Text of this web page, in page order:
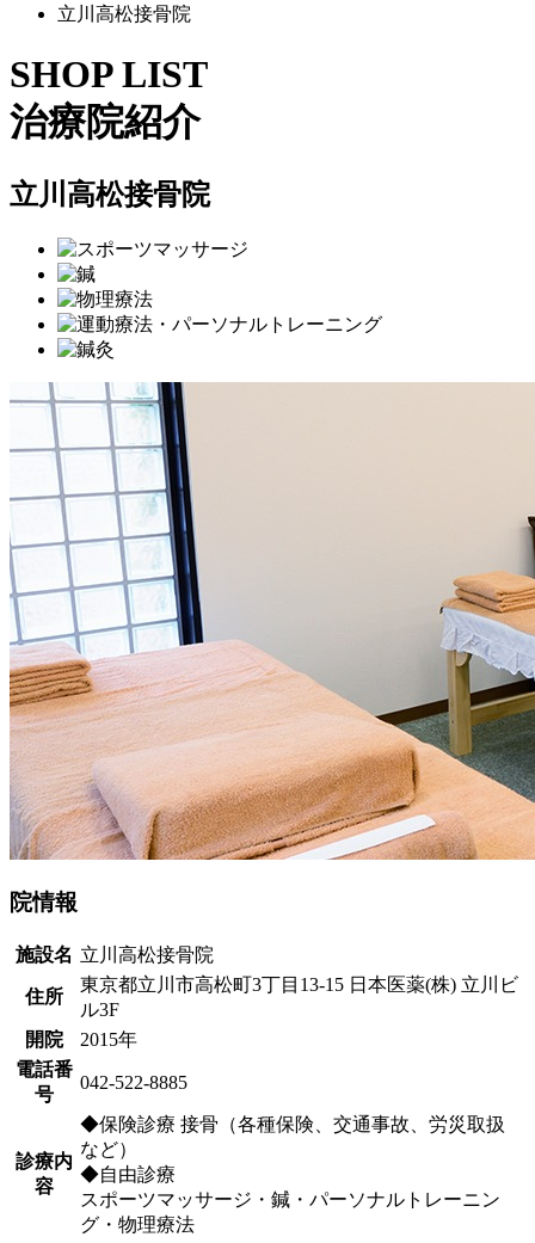
立川高松接骨院
SHOP LIST
治療院紹介
立川高松接骨院
院情報
施設名 立川高松接骨院
住所
東京都立川市高松町3丁目13-15 日本医薬(株) 立川ビ
ル3F
開院
2015年
電話番
号
042-522-8885
診療内
容
◆保険診療 接骨（各種保険、交通事故、労災取扱
など）
◆自由診療
スポーツマッサージ・鍼・パーソナルトレーニン
グ・物理療法